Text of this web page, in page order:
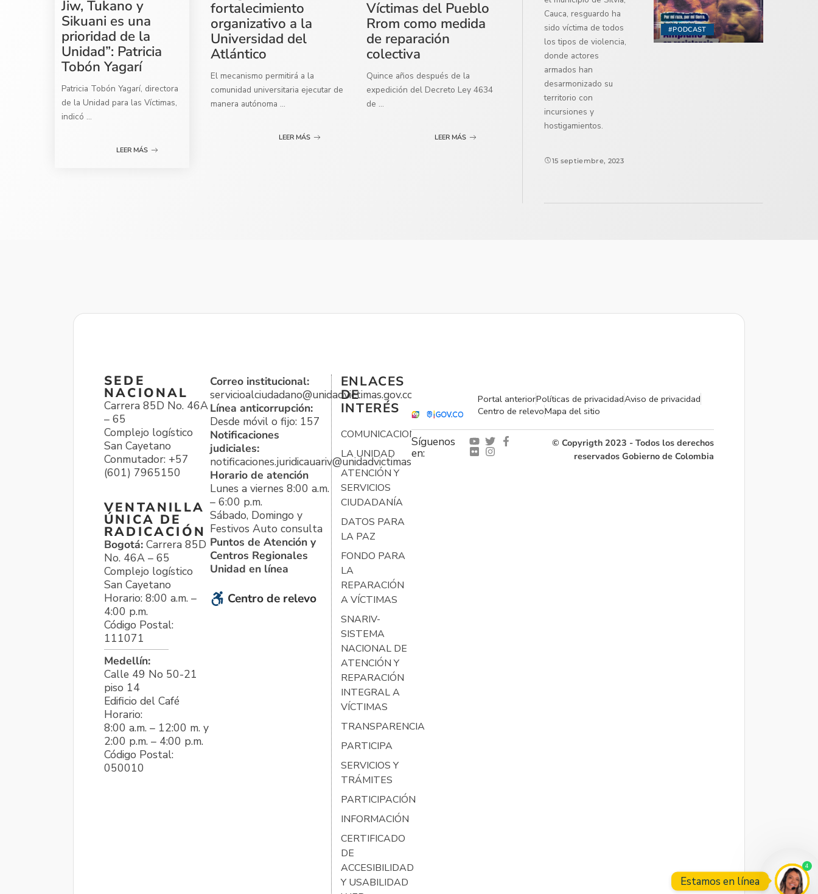
Jiw, Tukano y
Sikuani es una
prioridad de la
Unidad”: Patricia
Tobón Yagarí
Patricia Tobón Yagarí, directora
de la Unidad para las Víctimas,
indicó ...
LEER MÁS
fortalecimiento
organizativo a la
Universidad del
Atlántico
El mecanismo permitirá a la
comunidad universitaria ejecutar de
manera autónoma ...
LEER MÁS
Víctimas del Pueblo
Rrom como medida
de reparación
colectiva
Quince años después de la
expedición del Decreto Ley 4634
de ...
LEER MÁS
#PODCAST
Cauca, resguardo ha
sido víctima de todos
los tipos de violencia,
donde actores
armados han
desarmonizado su
territorio con
incursiones y
hostigamientos.
15 septiembre, 2023
SEDE
NACIONAL
Carrera 85D No. 46A
– 65
Complejo logístico
San Cayetano
Conmutador: +57
(601) 7965150
VENTANILLA
ÚNICA DE
RADICACIÓN
Bogotá: Carrera 85D
No. 46A – 65
Complejo logístico
San Cayetano
Horario: 8:00 a.m. –
4:00 p.m.
Código Postal:
111071
Medellín:
Calle 49 No 50-21
piso 14
Edificio del Café
Horario:
8:00 a.m. – 12:00 m. y
2:00 p.m. – 4:00 p.m.
Código Postal:
050010
Correo institucional:
servicioalciudadano@unidadvictimas.gov.co
Línea anticorrupción:
Desde móvil o fijo: 157
Notificaciones
judiciales:
notificaciones.juridicauariv@unidadvictimas.gov.co
Horario de atención
Lunes a viernes 8:00 a.m.
– 6:00 p.m.
Sábado, Domingo y
Festivos Auto consulta
Puntos de Atención y
Centros Regionales
Unidad en línea
Centro de relevo
ENLACES
DE
INTERÉS
COMUNICACIONES
LA UNIDAD
ATENCIÓN Y
SERVICIOS
CIUDADANÍA
DATOS PARA
LA PAZ
FONDO PARA
LA
REPARACIÓN
A VÍCTIMAS
SNARIV-
SISTEMA
NACIONAL DE
ATENCIÓN Y
REPARACIÓN
INTEGRAL A
VÍCTIMAS
TRANSPARENCIA
PARTICIPA
SERVICIOS Y
TRÁMITES
PARTICIPACIÓN
INFORMACIÓN
CERTIFICADO
DE
ACCESIBILIDAD
Y USABILIDAD
Portal anteriorPolíticas de privacidadAviso de privacidad
Centro de relevoMapa del sitio
Síguenos
en:
© Copyrigth 2023 - Todos los derechos
reservados Gobierno de Colombia
Estamos en línea
4